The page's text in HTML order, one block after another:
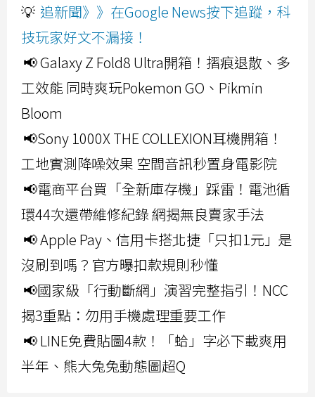
💡 追新聞》》在Google News按下追蹤，科
技玩家好文不漏接！
📢 Galaxy Z Fold8 Ultra開箱！摺痕退散、多
工效能 同時爽玩Pokemon GO、Pikmin
Bloom
📢Sony 1000X THE COLLEXION耳機開箱！
工地實測降噪效果 空間音訊秒置身電影院
📢電商平台買「全新庫存機」踩雷！電池循
環44次還帶維修紀錄 網揭無良賣家手法
📢 Apple Pay、信用卡搭北捷「只扣1元」是
沒刷到嗎？官方曝扣款規則秒懂
📢國家級「行動斷網」演習完整指引！NCC
揭3重點：勿用手機處理重要工作
📢 LINE免費貼圖4款！「蛤」字必下載爽用
半年、熊大兔兔動態圖超Q